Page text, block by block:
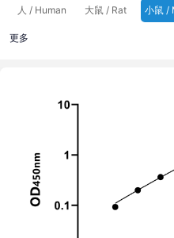
人 / Human
大鼠 / Rat 小鼠 /
更多